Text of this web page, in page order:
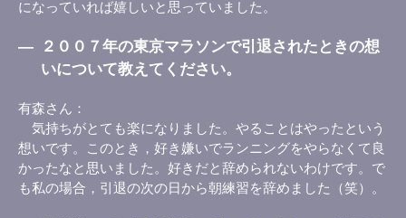
になっていれば嬉しいと思っていました。
―
２００７年の東京マラソンで引退されたときの想
いについて教えてください。
有森さん
気持ちがとても楽になりました。やることはやったという
想いです。このとき，好き嫌いでランニングをやらなくて良
かったなと思いました。好きだと辞められないわけです。で
も私の場合，引退の次の日から朝練習を辞めました（笑）。